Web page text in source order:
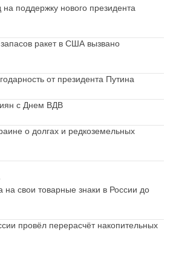
поддержку нового президента
ракет в США вызвано
от президента Путина
с Днем ВДВ
о долгах и редкоземельных
свои товарные знаки в России до
провёл перерасчёт накопительных